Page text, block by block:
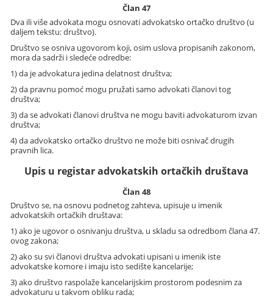
Član 47
Dva ili više advokata mogu osnovati advokatsko ortačko društvo (u
daljem tekstu: društvo).
Društvo se osniva ugovorom koji, osim uslova propisanih zakonom,
mora da sadrži i sledeće odredbe:
1) da je advokatura jedina delatnost društva;
2) da pravnu pomoć mogu pružati samo advokati članovi tog
društva;
3) da se advokati članovi društva ne mogu baviti advokaturom izvan
društva;
4) da advokatsko ortačko društvo ne može biti osnivač drugih
pravnih lica.
Upis u registar advokatskih ortačkih društava
Član 48
Društvo se, na osnovu podnetog zahteva, upisuje u imenik
advokatskih ortačkih društava:
1) ako je ugovor o osnivanju društva, u skladu sa odredbom člana 47.
ovog zakona;
2) ako su svi članovi društva advokati upisani u imenik iste
advokatske komore i imaju isto sedište kancelarije;
3) ako društvo raspolaže kancelarijskim prostorom podesnim za
advokaturu u takvom obliku rada;